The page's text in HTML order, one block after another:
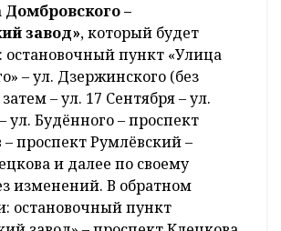
–
завод», который будет
остановочный пункт «Улица
– ул. Дзержинского (без
– ул. 17 Сентября – ул.
ул. Будённого – проспект
проспект Румлёвский –
и далее по своему
изменений. В обратном
остановочный пункт